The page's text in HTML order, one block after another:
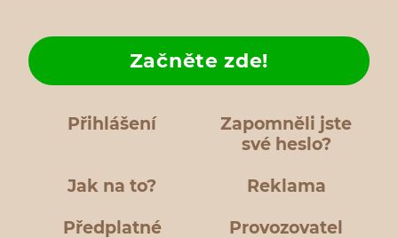
Přihlášení
Zapomněli jste
své heslo?
Jak na to?
Začněte zde!
Reklama
Předplatné
Provozovatel